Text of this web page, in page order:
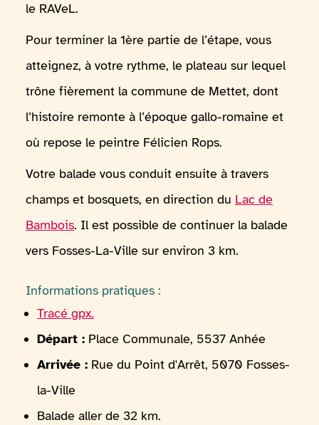
le RAVeL.
Pour terminer la 1ère partie de l’étape, vous
atteignez, à votre rythme, le plateau sur lequel
trône fièrement la commune de Mettet, dont
l’histoire remonte à l’époque gallo-romaine et
où repose le peintre Félicien Rops.
Votre balade vous conduit ensuite à travers
champs et bosquets, en direction du Lac de
Bambois. Il est possible de continuer la balade
vers Fosses-La-Ville sur environ 3 km.
Informations pratiques :
Tracé gpx.
Départ : Place Communale, 5537 Anhée
Arrivée : Rue du Point d'Arrêt, 5070 Fosses-
la-Ville
Balade aller de 32 km.